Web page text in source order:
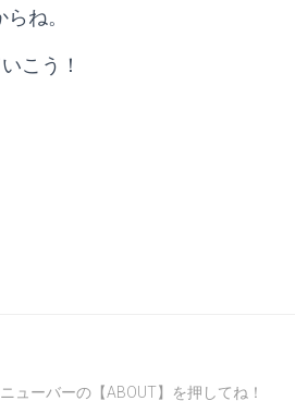
ね。
こう！
ューバーの【ABOUT】を押してね！